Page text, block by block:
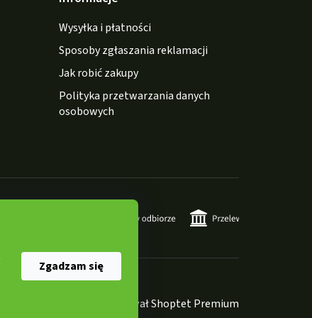
Zgadzam się
Wysyłka i płatności
Sposoby zgłaszania reklamacji
Jak robić zakupy
Polityka przetwarzania danych
osobowych
Opracował Shoptet Premium